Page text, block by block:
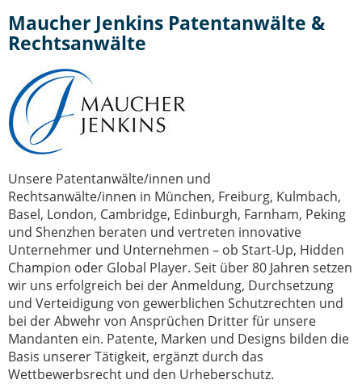
Start-Up Augsburg
Maucher Jenkins Patentanwälte &
Rechtsanwälte
Unsere Patentanwälte/innen und
Rechtsanwälte/innen in München, Freiburg, Kulmbach,
Basel, London, Cambridge, Edinburgh, Farnham, Peking
und Shenzhen beraten und vertreten innovative
Unternehmer und Unternehmen – ob Start-Up, Hidden
Champion oder Global Player. Seit über 80 Jahren setzen
wir uns erfolgreich bei der Anmeldung, Durchsetzung
und Verteidigung von gewerblichen Schutzrechten und
bei der Abwehr von Ansprüchen Dritter für unsere
Mandanten ein. Patente, Marken und Designs bilden die
Basis unserer Tätigkeit, ergänzt durch das
Wettbewerbsrecht und den Urheberschutz.